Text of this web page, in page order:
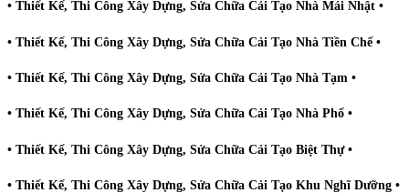
• Thiết Kế, Thi Công Xây Dựng, Sửa Chữa Cải Tạo Nhà Mái Nhật •
• Thiết Kế, Thi Công Xây Dựng, Sửa Chữa Cải Tạo Nhà Tiền Chế •
• Thiết Kế, Thi Công Xây Dựng, Sửa Chữa Cải Tạo Nhà Tạm •
• Thiết Kế, Thi Công Xây Dựng, Sửa Chữa Cải Tạo Nhà Phố •
• Thiết Kế, Thi Công Xây Dựng, Sửa Chữa Cải Tạo Biệt Thự •
• Thiết Kế, Thi Công Xây Dựng, Sửa Chữa Cải Tạo Khu Nghĩ Dưỡng •